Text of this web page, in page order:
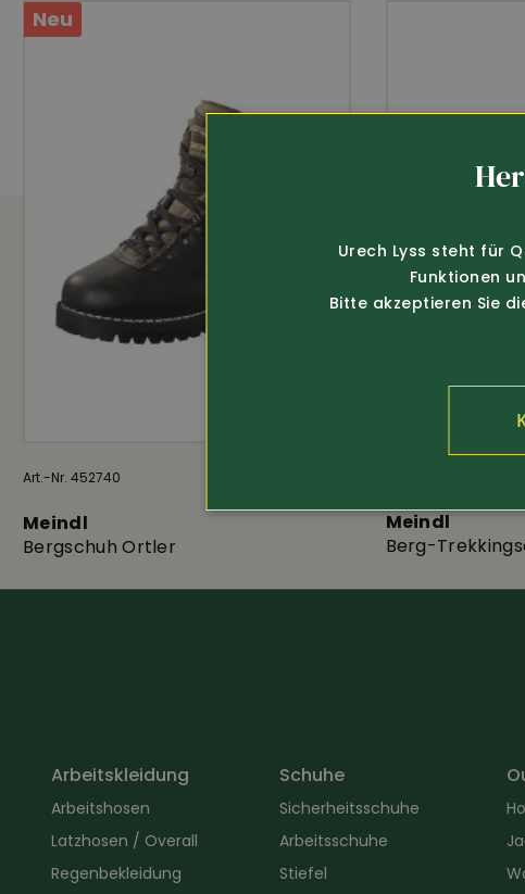
Neu
Art.-Nr. 452740
Meindl
Bergschuh Ortler
Meindl
Berg-
Arbeitskleidung
Arbeitshosen
Latzhosen / Overall
Regenbekleidung
Schuhe
Sicherheitsschuhe
Arbeitsschuhe
Stiefel
Urech Lyss steht für
Funktionen
Bitte akzeptieren Sie